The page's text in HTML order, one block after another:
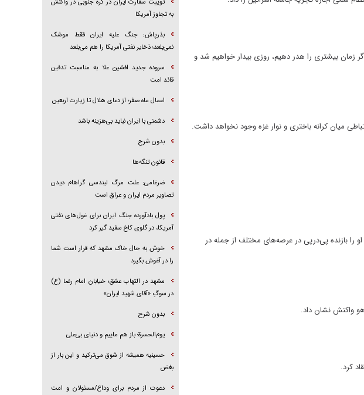
زمان بیشتری را هدر دهیم، روزی بیدار خواهیم شد و
میان کرانه باختری و نوار غزه وجود نخواهد داشت.
را بازنده پی‌درپی در عرصه‌های مختلف از جمله در
واکنش نشان داد.
کرد.
توییت سفارت ایران در کره جنوبی در واکنش
به تجاوز آمریکا
بذرپاش: ‏جنگ علیه ایران فقط موشک
نمی‌بلعد؛ ذخایر نفتی آمریکا را هم می‌بلعد
سروده جدید افشین علا به مناسبت تدفین
قائد امت
اعمال ماه صفر؛ از دعای هلال تا زیارت اربعین
دشمنی با ایران نباید بی‌هزینه باشد
بدون شرح
قانون تنگه‌ها
ضرغامی: علت مرگ لیندسی گراهام دیدن
تصاویر مردم ایران و عراق است
پول بادآورده جنگ ایران برای غول‌های نفتی
آمریکا، در گلوی کاخ سفید گیر کرد
خوش به حال خاک مشهد که قرار است شما
را در آغوش بگیرد
مشهد در التهاب عشق؛ خیابان امام رضا (ع)
در سوگِ «آقای شهید ایران»
بدون شرح
یوم‌الحسرة؛ باز هم ماییم و دنیای بی‌علی
حسینیه همیشه از شوق می‌ترکید و این بار از
بغض
دعوت از مردم برای وداع/مسئولان و امت